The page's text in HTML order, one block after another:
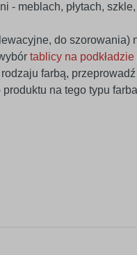
- meblach, płytach,
do szorowania)
tablicy na podkładzie
farbą,
na tego typu